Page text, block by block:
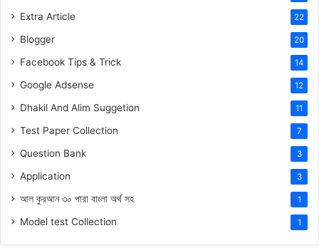
Extra Article 22
Blogger 20
Facebook Tips & Trick 14
Google Adsense 12
Dhakil And Alim Suggetion 11
Test Paper Collection 7
Question Bank 3
Application 3
আল কুরআন ৩০ পারা বাংলা অর্থ সহ 1
Model test Collection 1